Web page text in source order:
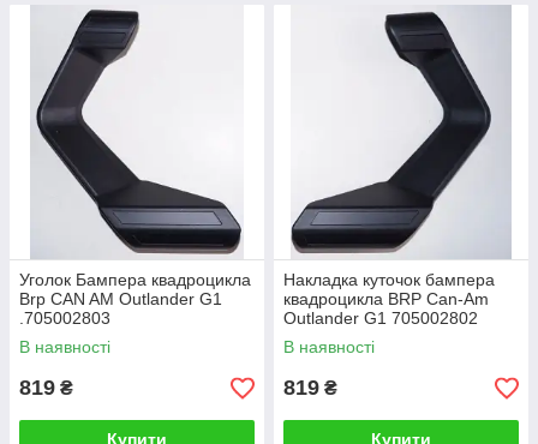
Уголок Бампера квадроцикла
Brp CAN AM Outlander G1
.705002803
В наявності
819 ₴
Купити
Накладка куточок бампера
квадроцикла BRP Can-Am
Outlander G1 705002802
В наявності
819 ₴
Купити